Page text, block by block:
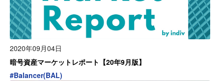
2020年09月04日
暗号資産マーケットレポート【20年9月版】
#Balancer(BAL)